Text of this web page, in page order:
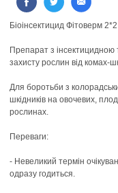
Біоінсектицид Фітоверм
Препарат з
захисту рослин від комах-
Для боротьби з
шкідників на овочевих,
рослинах.
Переваги:
- Невеликий термін
одразу годиться.